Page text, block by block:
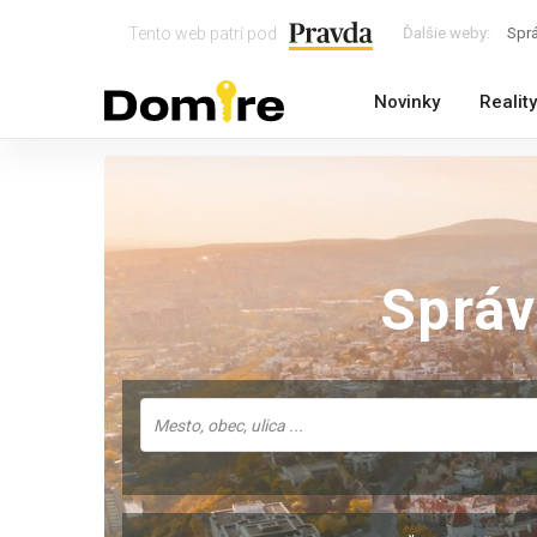
Tento web patrí pod Ďalšie weby:
Novinky Reality